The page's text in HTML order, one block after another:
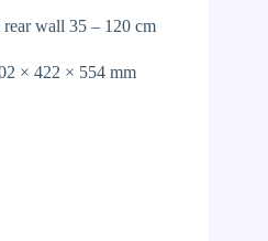
rear wall 35 – 120 cm
× 422 × 554 mm